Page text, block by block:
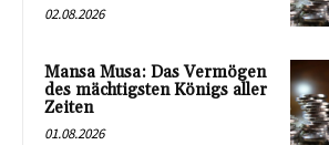
02.08.2026
Mansa Musa: Das Vermögen
des mächtigsten Königs aller
Zeiten
01.08.2026